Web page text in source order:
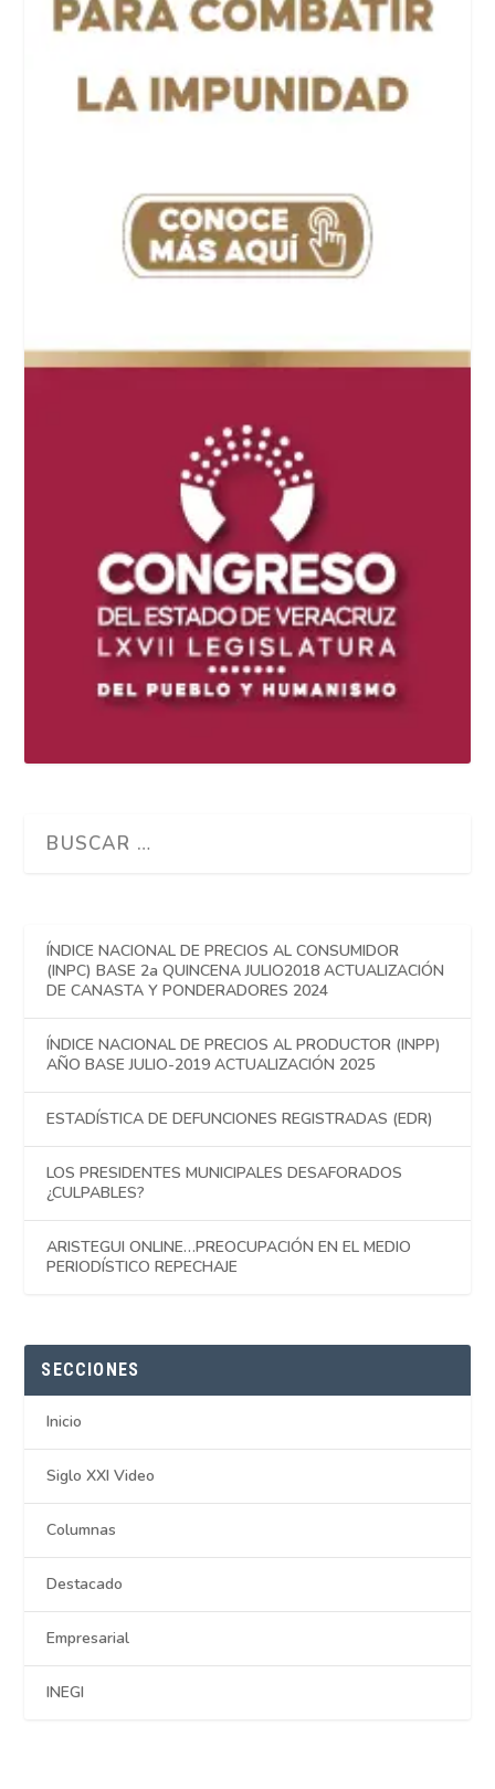
ÍNDICE NACIONAL DE PRECIOS AL CONSUMIDOR
(INPC) BASE 2a QUINCENA JULIO2018 ACTUALIZACIÓN
DE CANASTA Y PONDERADORES 2024
ÍNDICE NACIONAL DE PRECIOS AL PRODUCTOR (INPP)
AÑO BASE JULIO-2019 ACTUALIZACIÓN 2025
ESTADÍSTICA DE DEFUNCIONES REGISTRADAS (EDR)
LOS PRESIDENTES MUNICIPALES DESAFORADOS
¿CULPABLES?
ARISTEGUI ONLINE…PREOCUPACIÓN EN EL MEDIO
PERIODÍSTICO REPECHAJE
SECCIONES
Inicio
Siglo XXI Video
Columnas
Destacado
Empresarial
INEGI